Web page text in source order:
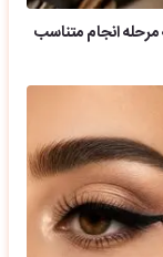
انجام متناسب